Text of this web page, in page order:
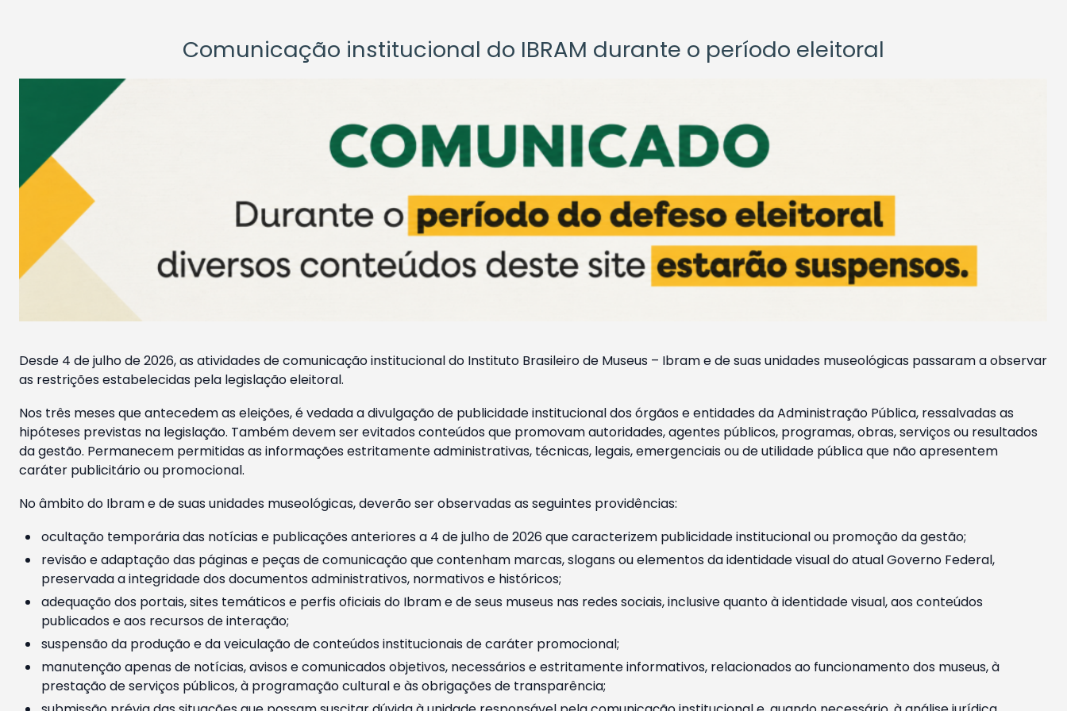
Comunicação institucional do IBRAM durante o período eleitoral
Desde 4 de julho de 2026, as atividades de comunicação institucional do Instituto Brasileiro de Museus – Ibram e de suas unidades museológicas passaram a observar
as restrições estabelecidas pela legislação eleitoral.
Nos três meses que antecedem as eleições, é vedada a divulgação de publicidade institucional dos órgãos e entidades da Administração Pública, ressalvadas as
hipóteses previstas na legislação. Também devem ser evitados conteúdos que promovam autoridades, agentes públicos, programas, obras, serviços ou resultados
da gestão. Permanecem permitidas as informações estritamente administrativas, técnicas, legais, emergenciais ou de utilidade pública que não apresentem
caráter publicitário ou promocional.
No âmbito do Ibram e de suas unidades museológicas, deverão ser observadas as seguintes providências:
ocultação temporária das notícias e publicações anteriores a 4 de julho de 2026 que caracterizem publicidade institucional ou promoção da gestão;
revisão e adaptação das páginas e peças de comunicação que contenham marcas, slogans ou elementos da identidade visual do atual Governo Federal,
preservada a integridade dos documentos administrativos, normativos e históricos;
adequação dos portais, sites temáticos e perfis oficiais do Ibram e de seus museus nas redes sociais, inclusive quanto à identidade visual, aos conteúdos
publicados e aos recursos de interação;
suspensão da produção e da veiculação de conteúdos institucionais de caráter promocional;
manutenção apenas de notícias, avisos e comunicados objetivos, necessários e estritamente informativos, relacionados ao funcionamento dos museus, à
prestação de serviços públicos, à programação cultural e às obrigações de transparência;